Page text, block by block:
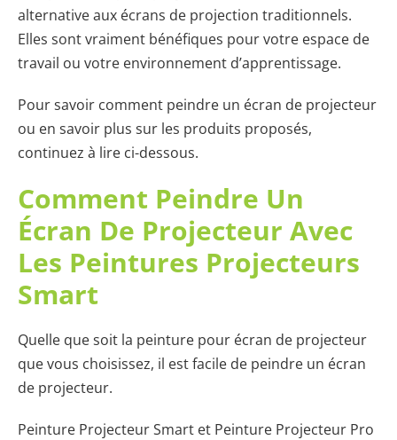
alternative aux écrans de projection traditionnels.
Elles sont vraiment bénéfiques pour votre espace de
travail ou votre environnement d’apprentissage.
Pour savoir comment peindre un écran de projecteur
ou en savoir plus sur les produits proposés,
continuez à lire ci-dessous.
Comment Peindre Un
Écran De Projecteur Avec
Les Peintures Projecteurs
Smart
Quelle que soit la peinture pour écran de projecteur
que vous choisissez, il est facile de peindre un écran
de projecteur.
Peinture Projecteur Smart et Peinture Projecteur Pro